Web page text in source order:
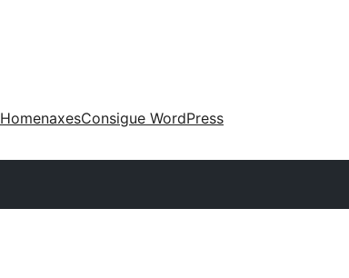
HomenaxesConsigue WordPress